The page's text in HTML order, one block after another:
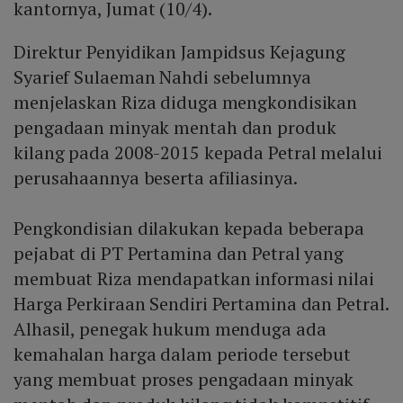
kesepahaman antara perusahaan Riza dan Pertamina
harga BBM dalam negeri.
kantornya, Jumat (10/4).
Direktur Penyidikan Jampidsus Kejagung
Syarief Sulaeman Nahdi sebelumnya
menjelaskan Riza diduga mengkondisikan
pengadaan minyak mentah dan produk
kilang pada 2008-2015 kepada Petral melalui
perusahaannya beserta afiliasinya.
Pengkondisian dilakukan kepada beberapa
pejabat di PT Pertamina dan Petral yang
membuat Riza mendapatkan informasi nilai
Harga Perkiraan Sendiri Pertamina dan Petral.
Alhasil, penegak hukum menduga ada
kemahalan harga dalam periode tersebut
yang membuat proses pengadaan minyak